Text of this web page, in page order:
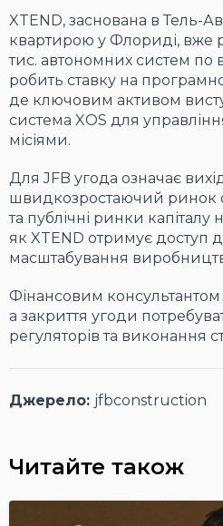
XTEND, заснована в Тель-
квартирою у Флориді, вже
тис. автономних систем по
робить ставку на
де ключовим активом
система XOS для
місіями.
Для JFB угода означає
швидкозростаючий ринок
та публічні ринки капіталу
як XTEND отримує доступ
масштабування
Фінансовим
а закриття угоди
регуляторів та виконання
Джерело: jfbconstruction
Читайте також